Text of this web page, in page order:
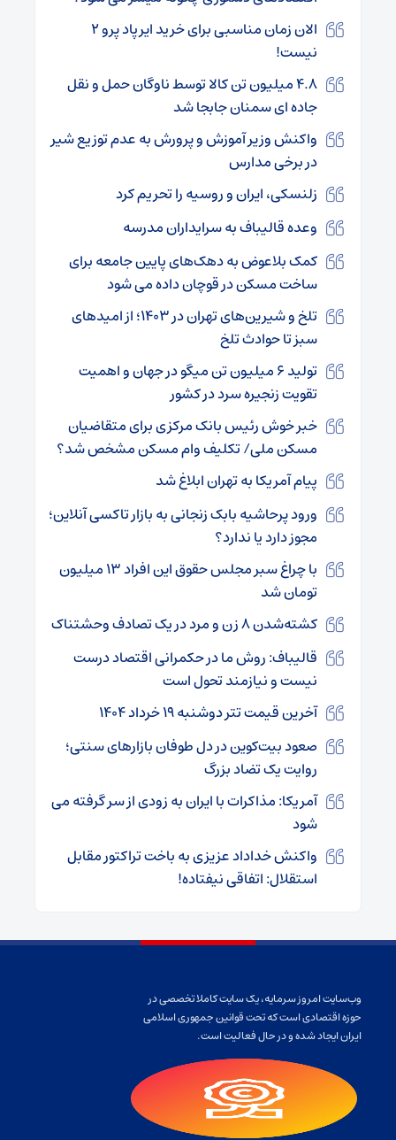
الان زمان مناسبی برای خرید ایرپاد پرو ۲
نیست!
۴.۸ میلیون تن کالا توسط ناوگان حمل و نقل
جاده ای سمنان جابجا شد
واکنش وزیر آموزش و پرورش به عدم توزیع شیر
در برخی مدارس
زلنسکی، ایران و روسیه را تحریم کرد
وعده قالیباف به سرایداران مدرسه
کمک بلاعوض به دهک‌های پایین جامعه برای
ساخت مسکن در قوچان داده می شود
تلخ و شیرین‌های تهران در ۱۴۰۳؛ از امیدهای
سبز تا حوادث تلخ
تولید ۶ میلیون تن میگو در جهان و اهمیت
تقویت زنجیره سرد در کشور
خبر خوش رئیس بانک مرکزی برای متقاضیان
مسکن ملی/ تکلیف وام مسکن مشخص شد؟
پیام آمریکا به تهران ابلاغ شد
ورود پرحاشیه بابک زنجانی به بازار تاکسی آنلاین؛
مجوز دارد یا ندارد؟
با چراغ سبر مجلس حقوق این افراد ۱۳ میلیون
تومان شد
کشته‌شدن ۸ زن و مرد در یک تصادف وحشتناک
قالیباف: روش ما در حکمرانی اقتصاد درست
نیست و نیازمند تحول است
آخرین قیمت تتر دوشنبه ۱۹ خرداد ۱۴۰۴
صعود بیت‌کوین در دل طوفان بازارهای سنتی؛
روایت یک تضاد بزرگ
آمریکا: مذاکرات با ایران به زودی از سر گرفته می
شود
واکنش خداداد عزیزی به باخت تراکتور مقابل
استقلال: اتفاقی نیفتاده!
وب‌سایت امروز سرمایه، یک سایت کاملا تخصصی در
حوزه اقتصادی است که تحت قوانین جمهوری اسلامی
ایران ایجاد شده و در حال فعالیت است.